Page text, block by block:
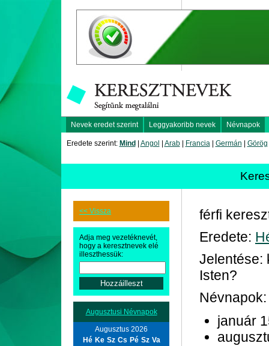
Nevek eredet szerint Leggyakoribb nevek Névnapok
Eredete szerint: Mind Angol Arab| Francia| Germán Görög
<< Vissza
Adja meg vezetéknevét,
hogy a keresztnevek elé
illeszthessük:
Augusztusi Névnapok
Augusztus 2026
Hé Ke Sz Cs Pé Sz Va
férfi
Eredete:
Jelentése:
Isten?
Névnapok:
január